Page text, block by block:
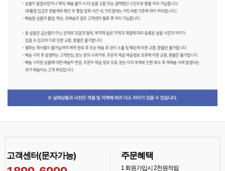
고객센터(문자가능) 주문혜택
1회원가입시 2천원적립